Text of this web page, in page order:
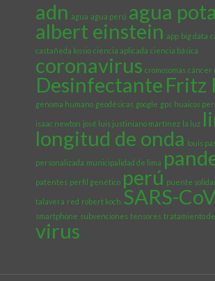
adn agua agua perú agua
albert einstein app big data
castañeda lossio ciencia aplicada ciencia básica
coronavirus cromosomas cáncer
Desinfectante Fritz
genoma humano geodésicas google gps huaicos
isaac newton josé luis justiniano martínez la luz
longitud de onda louis
personalizada municipalidad de lima
patentes perfil genético perú puente
talavera red robert koch SARS-
smartphone subvenciones tensores tratamiento
virus